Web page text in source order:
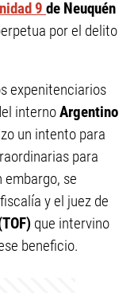
9 de Neuquén
por el delito
expenitenciarios
internoArgentino
un intento para
para
se
y el juez de
que intervino
beneficio.